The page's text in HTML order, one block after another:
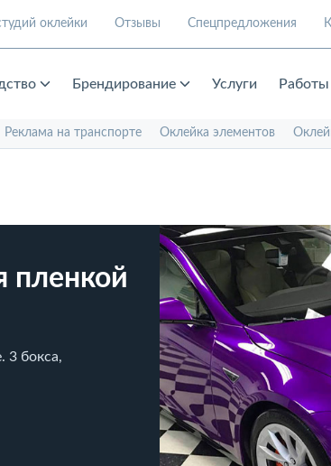
оклейки Отзывы Спецпредложения
Брендирование Услуги
Реклама на транспорте Оклейка элементов
пленкой
3 бокса,